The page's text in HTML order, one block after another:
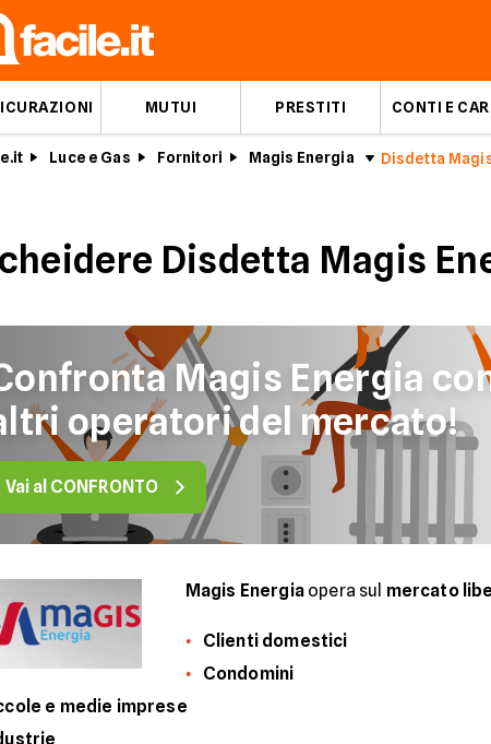
MUTUI PRESTITI CONTI E
Luce e Gas Fornitori Magis Energia
Disdetta Magis
Magis Energia
operatori del mercato!
Vai al CONFRONTO
Magis Energiaopera sul mercato
Clienti domestici
Condomini
e medie imprese